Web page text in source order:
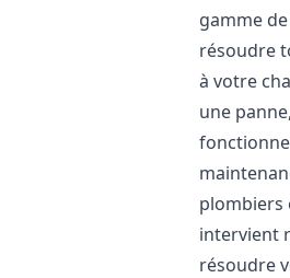
gamme
résoudre
à votre
une
plombiers
intervient
résoudre